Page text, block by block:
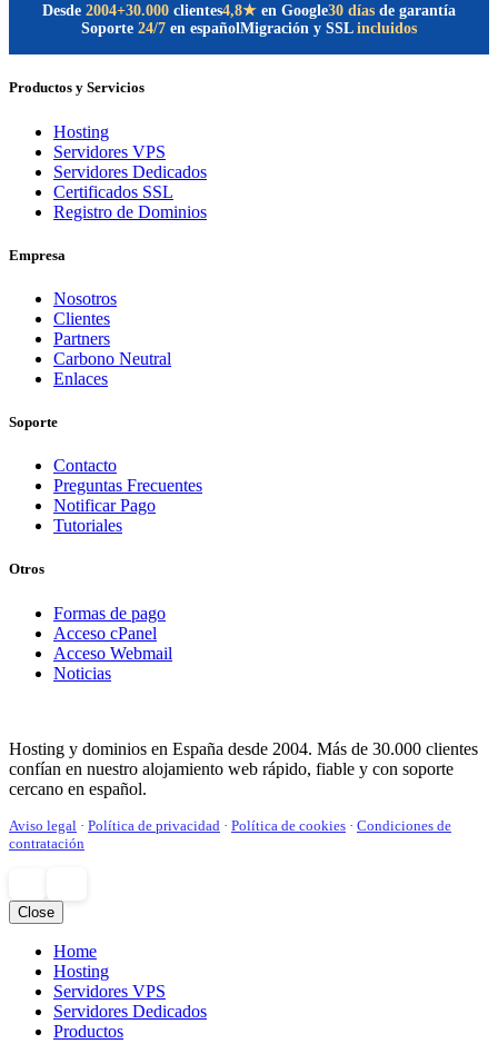
Desde 2004+30.000 clientes4,8★ en Google30 días de garantía
Soporte 24/7 en españolMigración y SSL incluidos
Productos y Servicios
Hosting
Servidores VPS
Servidores Dedicados
Certificados SSL
Registro de Dominios
Empresa
Nosotros
Clientes
Partners
Carbono Neutral
Enlaces
Soporte
Contacto
Preguntas Frecuentes
Notificar Pago
Tutoriales
Otros
Formas de pago
Acceso cPanel
Acceso Webmail
Noticias
Hosting y dominios en España desde 2004. Más de 30.000 clientes
confían en nuestro alojamiento web rápido, fiable y con soporte
cercano en español.
Aviso legal · Política de privacidad · Política de cookies · Condiciones de
contratación
Close
Home
Hosting
Servidores VPS
Servidores Dedicados
Productos